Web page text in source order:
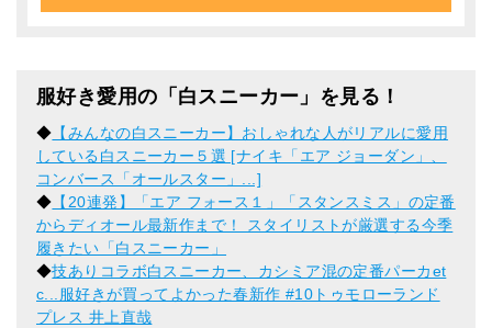
服好き愛用の「白スニーカー」を見る！
◆ 【みんなの白スニーカー】おしゃれな人がリアルに愛用
している白スニーカー５選 [ナイキ「エア ジョーダン」、
コンバース「オールスター」...]
◆ 【20連発】「エア フォース１」「スタンスミス」の定番
からディオール最新作まで！ スタイリストが厳選する今季
履きたい「白スニーカー」
◆技ありコラボ白スニーカー、カシミア混の定番パーカet
c...服好きが買ってよかった春新作 #10トゥモローランド
プレス 井上直哉